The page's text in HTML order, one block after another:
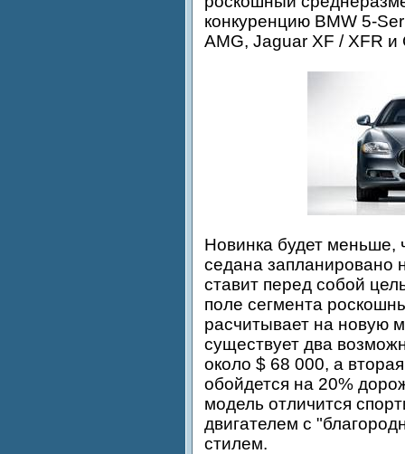
конкуренцию BMW 5-
AMG, Jaguar XF / XFR и
Новинка будет меньше,
седана запланировано
ставит перед собой
поле сегмента
расчитывает на новую
существует два
около $ 68 000, а
обойдется на 20%
модель отличится
двигателем с
стилем.